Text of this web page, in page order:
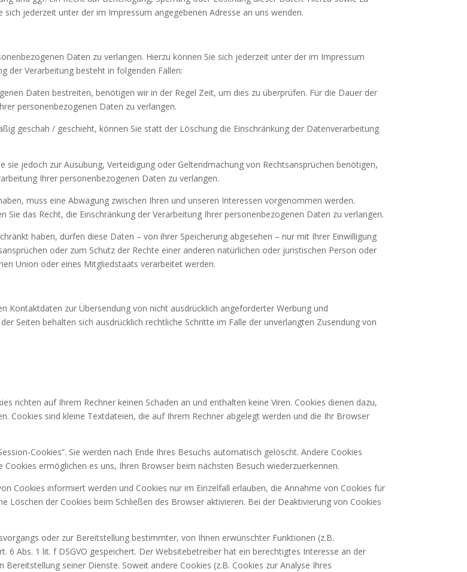
jederzeit unter der im Impressum angegebenen Adresse an uns wenden.
Daten zu verlangen. Hierzu können Sie sich jederzeit unter der im Impressum
der Verarbeitung besteht in folgenden Fällen:
Daten bestreiten, benötigen wir in der Regel Zeit, um dies zu überprüfen. Für die Dauer der
personenbezogenen Daten zu verlangen.
geschah / geschieht, können Sie statt der Löschung die Einschränkung der Datenverarbeitung
jedoch zur Ausübung, Verteidigung oder Geltendmachung von Rechtsansprüchen benötigen,
Ihrer personenbezogenen Daten zu verlangen.
muss eine Abwägung zwischen Ihren und unseren Interessen vorgenommen werden.
das Recht, die Einschränkung der Verarbeitung Ihrer personenbezogenen Daten zu verlangen.
haben, dürfen diese Daten – von ihrer Speicherung abgesehen – nur mit Ihrer Einwilligung
oder zum Schutz der Rechte einer anderen natürlichen oder juristischen Person oder
Union oder eines Mitgliedstaats verarbeitet werden.
zur Übersendung von nicht ausdrücklich angeforderter Werbung und
Seiten behalten sich ausdrücklich rechtliche Schritte im Falle der unverlangten Zusendung von
richten auf Ihrem Rechner keinen Schaden an und enthalten keine Viren. Cookies dienen dazu,
Cookies sind kleine Textdateien, die auf Ihrem Rechner abgelegt werden und die Ihr Browser
Cookies”. Sie werden nach Ende Ihres Besuchs automatisch gelöscht. Andere Cookies
ermöglichen es uns, Ihren Browser beim nächsten Besuch wiederzuerkennen.
Cookies informiert werden und Cookies nur im Einzelfall erlauben, die Annahme von Cookies für
Löschen der Cookies beim Schließen des Browser aktivieren. Bei der Deaktivierung von Cookies
oder zur Bereitstellung bestimmter, von Ihnen erwünschter Funktionen (z.B.
Abs. 1 lit. f DSGVO gespeichert. Der Websitebetreiber hat ein berechtigtes Interesse an der
seiner Dienste. Soweit andere Cookies (z.B. Cookies zur Analyse Ihres